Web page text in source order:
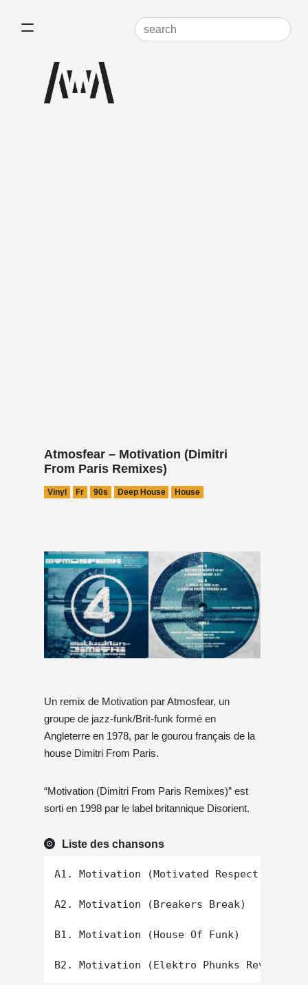
Atmosfear – Motivation (Dimitri
From Paris Remixes)
Vinyl Fr 90s Deep House House
Un remix de Motivation par Atmosfear, un
groupe de jazz-funk/Brit-funk formé en
Angleterre en 1978, par le gourou français de la
house Dimitri From Paris.
“Motivation (Dimitri From Paris Remixes)” est
sorti en 1998 par le label britannique Disorient.
Liste des chansons
A1. Motivation (Motivated Respect)
A2. Motivation (Breakers Break)
B1. Motivation (House Of Funk)